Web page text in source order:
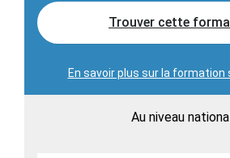
Trouver cette
En savoir plus sur la formation
Au niveau